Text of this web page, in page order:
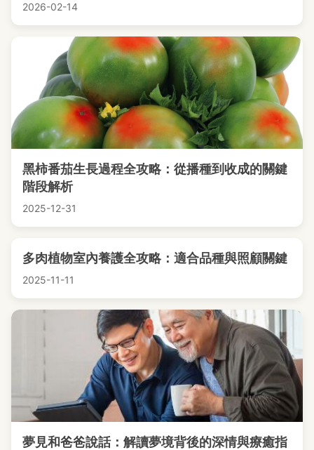
2026-02-14
黑柿番茄生長過程全攻略：從播種到收成的關鍵
階段解析
2025-12-31
多肉植物室內養護全攻略：適合品種與照顧關鍵
2025-11-11
夢見和爸爸說話：解讀夢境背後的深情與療癒指